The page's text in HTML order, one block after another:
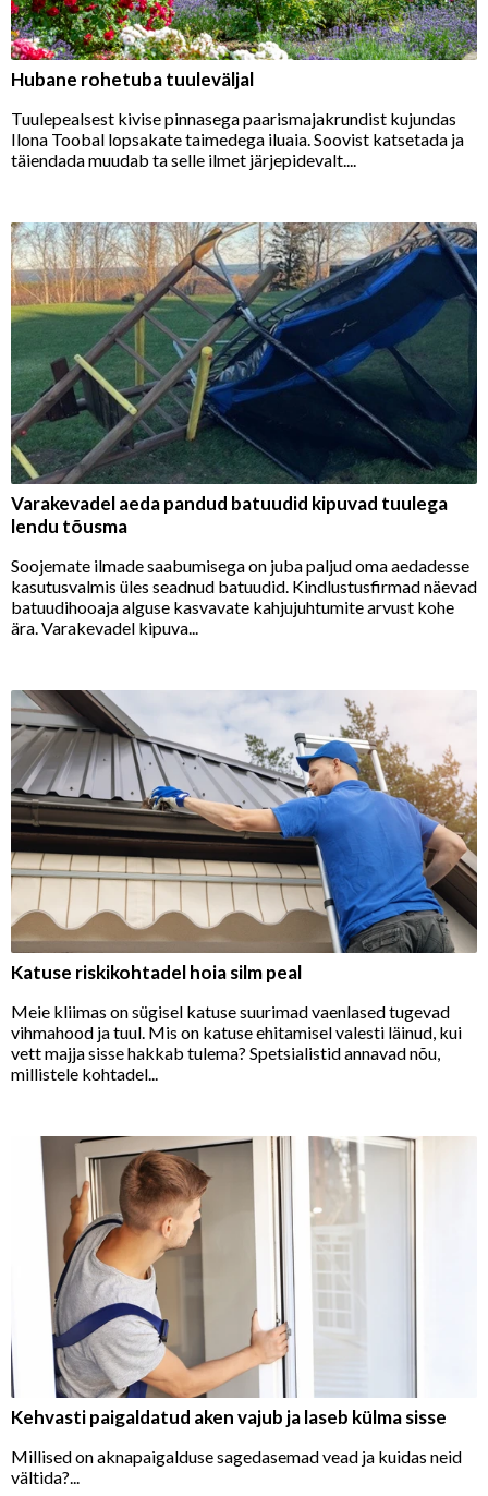
Hubane rohetuba tuuleväljal
Tuulepealsest kivise pinnasega paarismajakrundist kujundas
Ilona Toobal lopsakate taimedega iluaia. Soovist katsetada ja
täiendada muudab ta selle ilmet järjepidevalt....
Varakevadel aeda pandud batuudid kipuvad tuulega
lendu tõusma
Soojemate ilmade saabumisega on juba paljud oma aedadesse
kasutusvalmis üles seadnud batuudid. Kindlustusfirmad näevad
batuudihooaja alguse kasvavate kahjujuhtumite arvust kohe
ära. Varakevadel kipuva...
Katuse riskikohtadel hoia silm peal
Meie kliimas on sügisel katuse suurimad vaenlased tugevad
vihmahood ja tuul. Mis on katuse ehitamisel valesti läinud, kui
vett majja sisse hakkab tulema? Spetsialistid annavad nõu,
millistele kohtadel...
Kehvasti paigaldatud aken vajub ja laseb külma sisse
Millised on aknapaigalduse sagedasemad vead ja kuidas neid
vältida?...